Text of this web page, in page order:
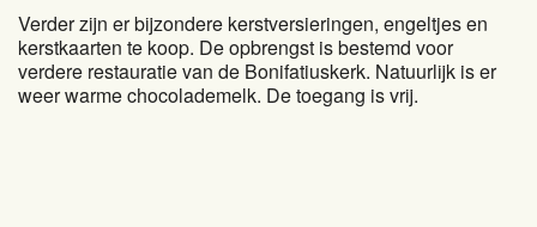
Verder zijn er bijzondere kerstversieringen, engeltjes en
kerstkaarten te koop. De opbrengst is bestemd voor
verdere restauratie van de Bonifatiuskerk. Natuurlijk is er
weer warme chocolademelk. De toegang is vrij.